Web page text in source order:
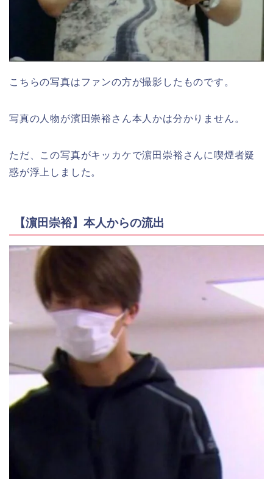
こちらの写真はファンの方が撮影したものです。
写真の人物が濱田崇裕さん本人かは分かりません。
ただ、この写真がキッカケで濵田崇裕さんに喫煙者疑
惑が浮上しました。
【濵田崇裕】本人からの流出